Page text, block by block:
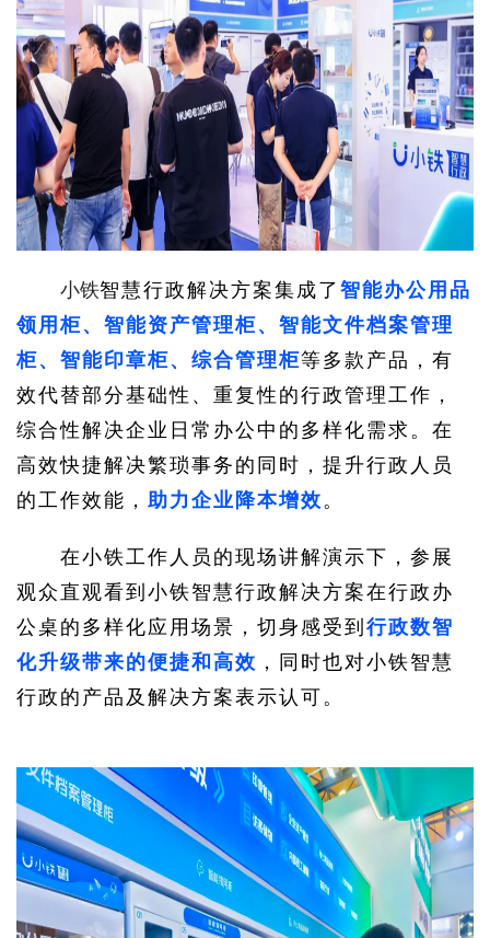
小铁智慧行政解决方案集成了智能办公用品
领用柜、智能资产管理柜、智能文件档案管理
柜、智能印章柜、综合管理柜等多款产品，有
效代替部分基础性、重复性的行政管理工作，
综合性解决企业日常办公中的多样化需求。在
高效快捷解决繁琐事务的同时，提升行政人员
的工作效能， 助力企业降本增效。
在小铁工作人员的现场讲解演示下，参展
观众直观看到小铁智慧行政解决方案在行政办
公桌的多样化应用场景，切身感受到 行政数智
化升级带来的便捷和高效 ，同时也对小铁智慧
行政的产品及解决方案表示认可。